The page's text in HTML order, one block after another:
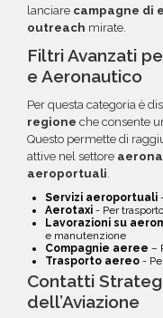
lanciare campagne di
outreach mirate.
Filtri Avanzati
e Aeronautico
Per questa categoria è
regione che consente
Questo permette di
attive nel settore
aeroportuali
Servizi aeroportuali
Aerotaxi - Per
Lavorazioni su
e manutenzione
Compagnie aeree –
Trasporto aereo -
Contatti
dell’Aviazione